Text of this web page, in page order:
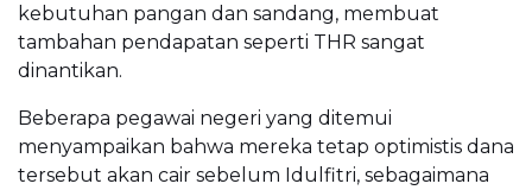
kebutuhan pangan dan sandang, membuat
tambahan pendapatan seperti THR sangat
dinantikan.
Beberapa pegawai negeri yang ditemui
menyampaikan bahwa mereka tetap optimistis dana
tersebut akan cair sebelum Idulfitri, sebagaimana